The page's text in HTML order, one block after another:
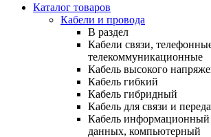
Каталог товаров
Кабели и провода
В раздел
Кабели связи,
телекоммуникационные
Кабель высокого
Кабель гибкий
Кабель гибридный
Кабель для связи и
Кабель информационный
данных, компьютерный